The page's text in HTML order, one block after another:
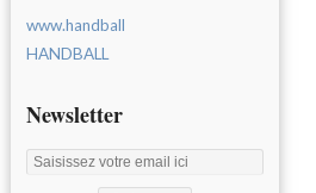
www.handball
HANDBALL
Newsletter